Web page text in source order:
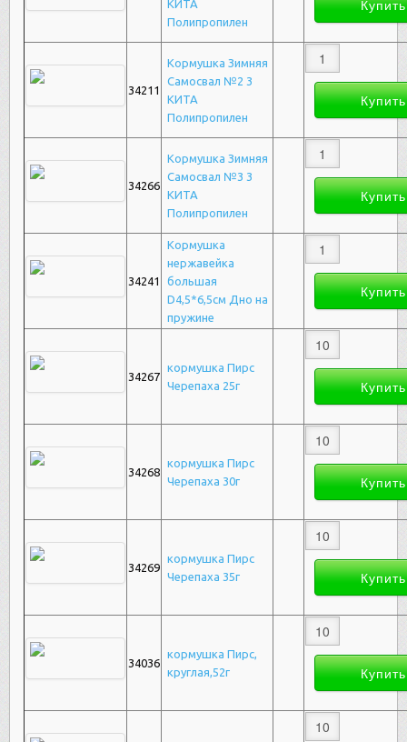
КИТА
Полипропилен
34211
Кормушка Зимняя
Самосвал №2 3
КИТА
Полипропилен
34266
Кормушка Зимняя
Самосвал №3 3
КИТА
Полипропилен
34241
Кормушка
нержавейка
большая
D4,5*6,5см Дно на
пружине
34267
кормушка Пирс
Черепаха 25г
34268
кормушка Пирс
Черепаха 30г
34269
кормушка Пирс
Черепаха 35г
34036
кормушка Пирс,
круглая,52г